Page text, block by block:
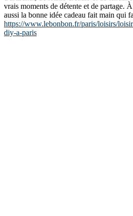
vrais moments de détente et de partage.
aussi la bonne idée cadeau fait main qui
https://www.lebonbon.fr/paris/loisirs/
diy-a-paris